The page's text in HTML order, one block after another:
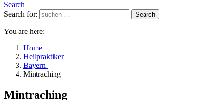
Search
Search for:
Search
You are here:
Home
Heilpraktiker
Bayern
Mintraching
Mintraching